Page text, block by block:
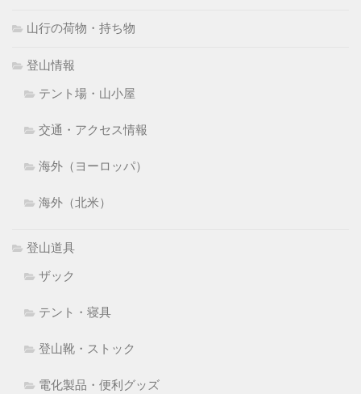
山行の荷物・持ち物
登山情報
テント場・山小屋
交通・アクセス情報
海外（ヨーロッパ）
海外（北米）
登山道具
ザック
テント・寝具
登山靴・ストック
電化製品・便利グッズ